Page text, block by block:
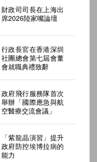
財政司司長在上海出
席2026陸家嘴論壇
行政長官在香港深圳
社團總會第七屆會董
會就職典禮致辭
政府飛行服務隊首次
舉辦「國際應急與航
空醫療交流會議」
「紫龍晶演習」提升
政府防控埃博拉病的
能力